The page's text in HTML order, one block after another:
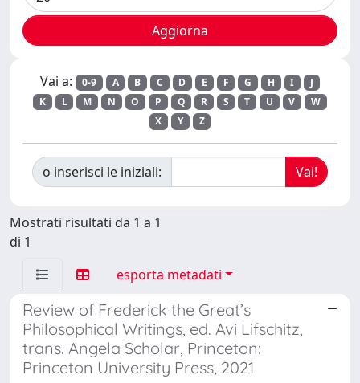
Vai a: 0-9 A B C D E F G H I
J
K
L M N O P Q R S T U V
W
X
Y Z
o inserisci le iniziali:
Mostrati risultati da 1 a 1
di 1
esporta metadati
Review of Frederick the Great’s
Philosophical Writings, ed. Avi Lifschitz,
trans. Angela Scholar, Princeton:
Princeton University Press, 2021